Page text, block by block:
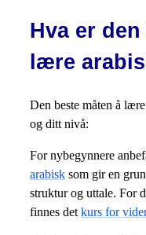
Hva er
lære
Den beste måten å
og ditt nivå:
For nybegynnere
arabisk som gir en
struktur og uttale. For
finnes det kurs for